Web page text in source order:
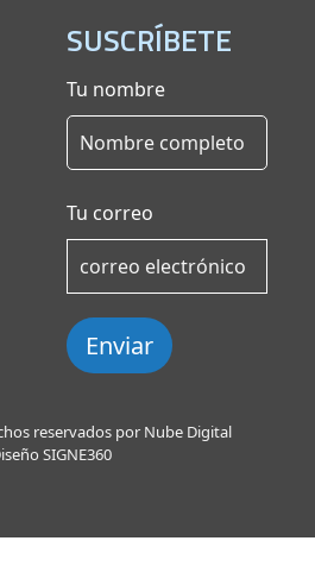
SUSCRÍBETE
Tu nombre
Tu correo
Enviar
reservados por Nube Digital
SIGNE360